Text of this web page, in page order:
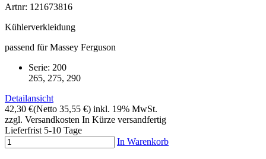
Artnr: 121673816
Kühlerverkleidung
passend für Massey Ferguson
Serie: 200
265, 275, 290
Detailansicht
42,30 €(Netto 35,55 €) inkl. 19% MwSt.
zzgl. Versandkosten In Kürze versandfertig
Lieferfrist 5-10 Tage
In Warenkorb